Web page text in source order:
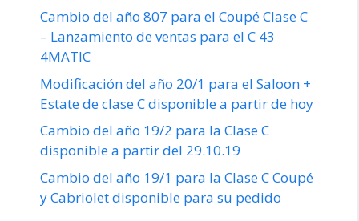
Cambio del año 807 para el Coupé Clase C
– Lanzamiento de ventas para el C 43
4MATIC
Modificación del año 20/1 para el Saloon +
Estate de clase C disponible a partir de hoy
Cambio del año 19/2 para la Clase C
disponible a partir del 29.10.19
Cambio del año 19/1 para la Clase C Coupé
y Cabriolet disponible para su pedido